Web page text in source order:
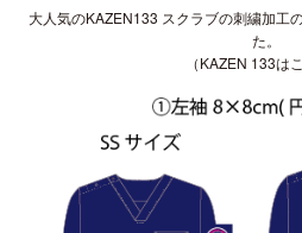
大人気のKAZEN133 スクラブの刺繍加工
た。
（KAZEN 133は